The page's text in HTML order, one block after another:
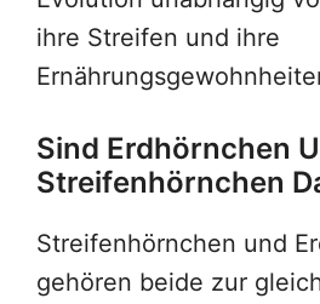
ihre Streifen und ihre
Sind Erdhörnchen
Streifenhörnchen
Streifenhörnchen und
gehören beide zur